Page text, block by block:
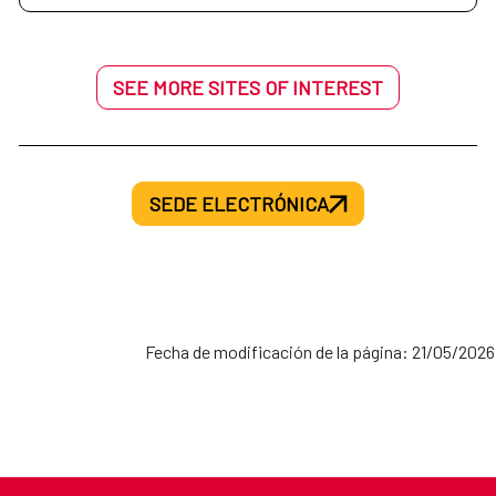
SEE MORE SITES OF INTEREST
SEDE ELECTRÓNICA
Fecha de modificación de la página: 21/05/2026